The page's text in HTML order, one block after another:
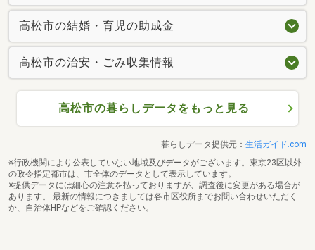
高松市の結婚・育児の助成金
高松市の治安・ごみ収集情報
高松市の暮らしデータをもっと見る
暮らしデータ提供元： 生活ガイド.com
※行政機関により公表していない地域及びデータがございます。東京23区以外
の政令指定都市は、市全体のデータとして表示しています。
※提供データには細心の注意を払っておりますが、調査後に変更がある場合が
あります。 最新の情報につきましては各市区役所までお問い合わせいただく
か、自治体HPなどをご確認ください。